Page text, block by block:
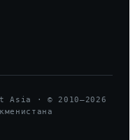
Asia · © 2010—2026